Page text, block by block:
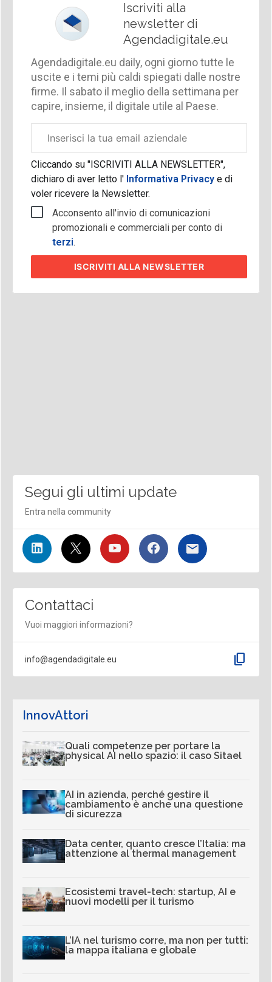
Iscriviti alla
newsletter di
Agendadigitale.eu
Agendadigitale.eu daily, ogni giorno tutte le
uscite e i temi più caldi spiegati dalle nostre
firme. Il sabato il meglio della settimana per
capire, insieme, il digitale utile al Paese.
aziendale
Cliccando su "ISCRIVITI ALLA NEWSLETTER",
dichiaro di aver letto l'Informativa Privacy e di
voler ricevere la Newsletter.
Acconsento all'invio di comunicazioni
promozionali e commerciali per conto di
terzi.
ISCRIVITI ALLA NEWSLETTER
Segui gli ultimi update
Entra nella community
Contattaci
Vuoi maggiori informazioni?
info@agendadigitale.eu content_copy
InnovAttori
Quali competenze per portare la
physical AI nello spazio: il caso Sitael
AI in azienda, perché gestire il
cambiamento è anche una questione
di sicurezza
Data center, quanto cresce l’Italia: ma
attenzione al thermal management
Ecosistemi travel-tech: startup, AI e
nuovi modelli per il turismo
L’IA nel turismo corre, ma non per tutti:
la mappa italiana e globale